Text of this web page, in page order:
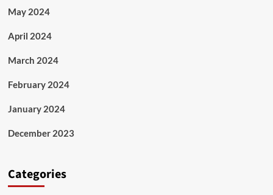
May 2024
April 2024
March 2024
February 2024
January 2024
December 2023
Categories